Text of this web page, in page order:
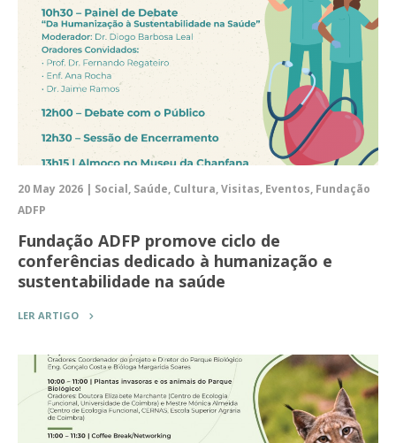
20 May 2026 | Social, Saúde, Cultura, Visitas, Eventos, Fundação
ADFP
Fundação ADFP promove ciclo de
conferências dedicado à humanização e
sustentabilidade na saúde
LER ARTIGO